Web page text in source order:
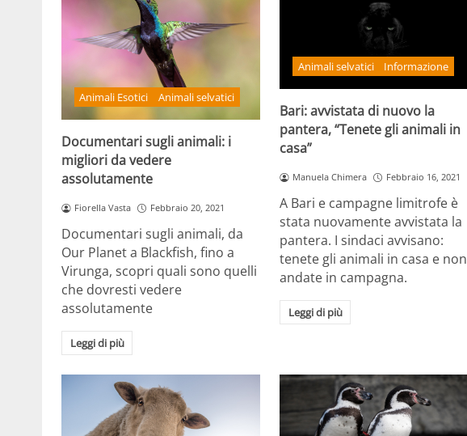
Animali Esotici Animali selvatici
Documentari sugli animali: i
migliori da vedere
assolutamente
Fiorella Vasta Febbraio 20, 2021
Documentari sugli animali, da
Our Planet a Blackfish, fino a
Virunga, scopri quali sono quelli
che dovresti vedere
assolutamente
Leggi di più
Animali selvatici Informazione
Bari: avvistata di nuovo la
pantera, “Tenete gli animali in
casa”
Manuela Chimera Febbraio 16, 2021
A Bari e campagne limitrofe è
stata nuovamente avvistata la
pantera. I sindaci avvisano:
tenete gli animali in casa e non
andate in campagna.
Leggi di più